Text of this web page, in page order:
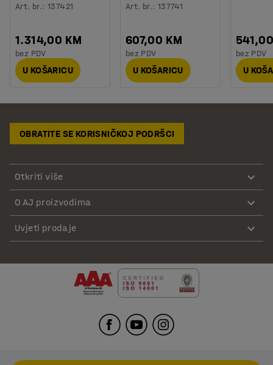
Art. br.:137421
1.314,00 KM
bez PDV
U KOŠARICU
Art. br.: 137741
607,00 KM
bez PDV
U KOŠARICU
bez PDV
U
OBRATITE SE KORISNIČKOJ PODRŠCI
Otkriti više
O AJ proizvodima
Uvjeti prodaje